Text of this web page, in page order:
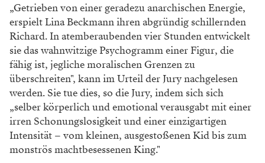
„Getrieben von einer geradezu anarchischen Energie,
erspielt Lina Beckmann ihren abgründig schillernden
Richard. In atemberaubenden vier Stunden entwickelt
sie das wahnwitzige Psychogramm einer Figur, die
fähig ist, jegliche moralischen Grenzen zu
überschreiten", kann im Urteil der Jury nachgelesen
werden. Sie tue dies, so die Jury, indem sich sich
„selber körperlich und emotional verausgabt mit einer
irren Schonungslosigkeit und einer einzigartigen
Intensität – vom kleinen, ausgestoßenen Kid bis zum
monströs machtbesessenen King."